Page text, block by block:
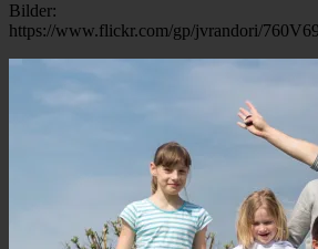
Bilder:
https://www.flickr.com/gp/jvrandori/760V69